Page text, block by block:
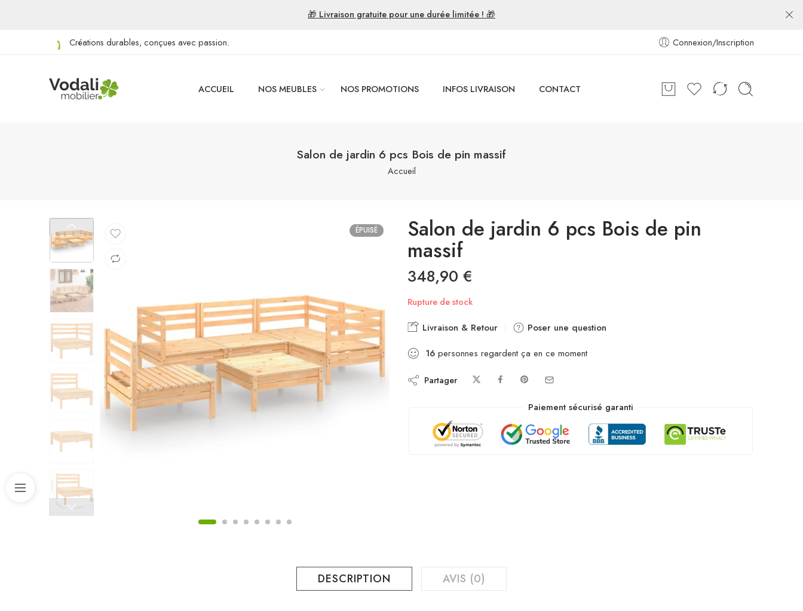
🎁 Livraison gratuite pour une durée limitée ! 🎁
Créations durables, conçues avec passion. Connexion/Inscription
ACCUEIL NOS MEUBLES NOS PROMOTIONS INFOS LIVRAISON CONTACT
Salon de jardin 6 pcs Bois de pin massif
Accueil
ÉPUISÉ Salon de jardin 6 pcs Bois de pin
massif
348,90 €
Rupture de stock
Livraison & Retour
Poser une question
16 personnes regardent ça en ce moment
Partager
Paiement sécurisé garanti
DESCRIPTION AVIS (0)